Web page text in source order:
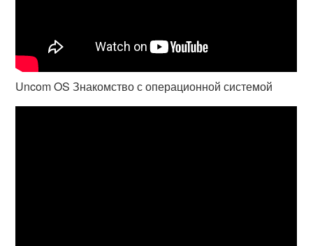
Uncom OS Знакомство с операционной системой